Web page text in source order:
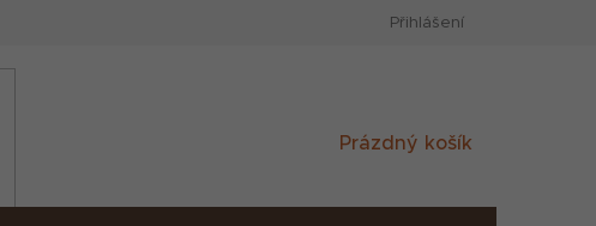
(AI) Přihlášení
Nákupní
Prázdný košík